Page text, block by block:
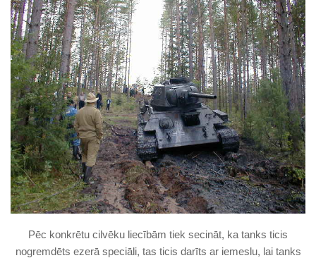
Pēc konkrētu cilvēku liecībām tiek secināt, ka tanks ticis
nogremdēts ezerā speciāli, tas ticis darīts ar iemeslu, lai tanks